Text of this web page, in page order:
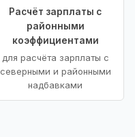
Расчёт зарплаты с
районными
коэффициентами
для расчёта зарплаты с
северными и районными
надбавками